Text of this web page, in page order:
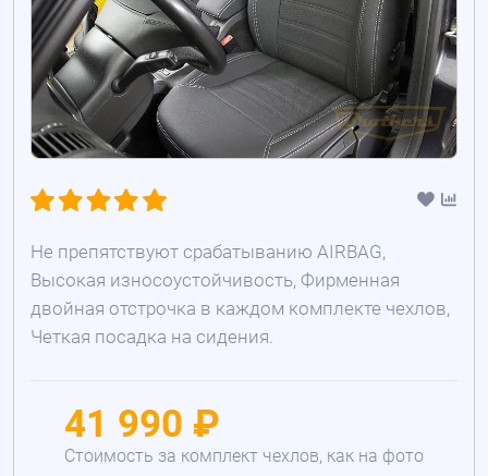
Не препятствуют срабатыванию AIRBAG,
Высокая износоустойчивость, Фирменная
двойная отстрочка в каждом комплекте чехлов,
Четкая посадка на сидения.
41 990 ₽
Стоимость за комплект чехлов, как на фото